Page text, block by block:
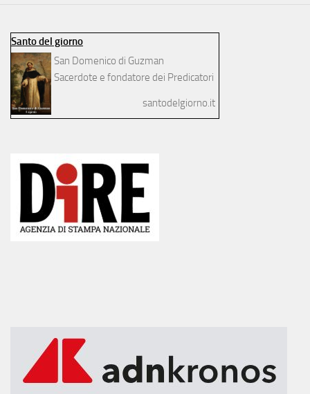
Santo del giorno
San Domenico di Guzman
Sacerdote e fondatore dei Predicatori
santodelgiorno.it